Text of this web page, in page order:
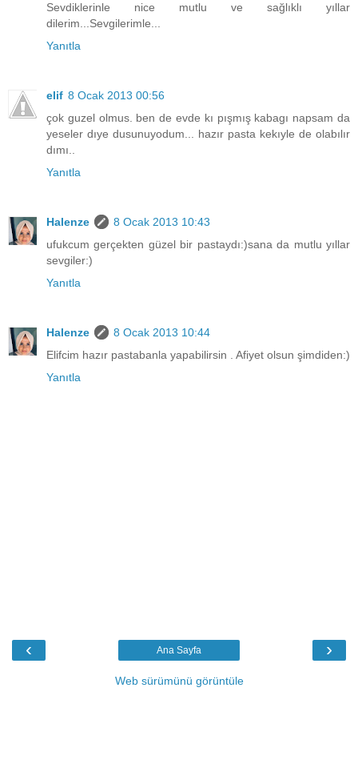
Sevdiklerinle nice mutlu ve sağlıklı yıllar
dilerim...Sevgilerimle...
Yanıtla
elif 8 Ocak 2013 00:56
çok guzel olmus. ben de evde kı pışmış kabagı napsam da
yeseler dıye dusunuyodum... hazır pasta kekıyle de olabılır
dımı..
Yanıtla
Halenze
8 Ocak 2013 10:43
ufukcum gerçekten güzel bir pastaydı:)sana da mutlu yıllar
sevgiler:)
Yanıtla
Halenze
8 Ocak 2013 10:44
Elifcim hazır pastabanla yapabilirsin . Afiyet olsun şimdiden:)
Yanıtla
‹ ›
Ana Sayfa
Web sürümünü görüntüle